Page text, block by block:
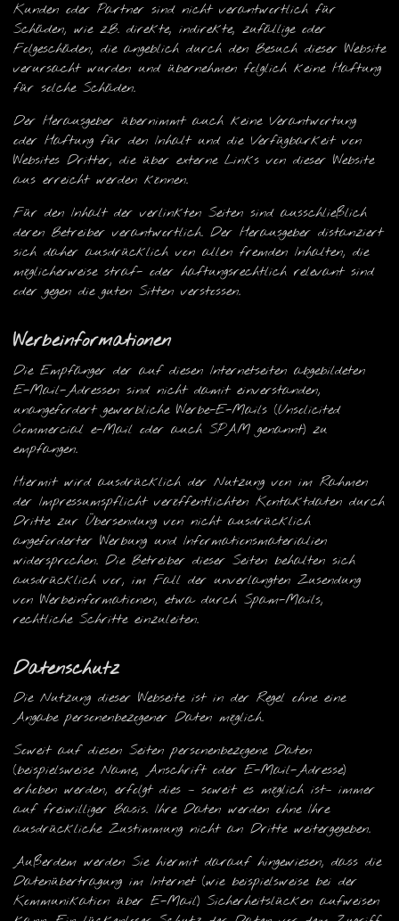
Kunden oder Partner sind nicht verantwortlich für
Schäden, wie z.B. direkte, indirekte, zufällige oder
Folgeschäden, die angeblich durch den Besuch dieser Website
verursacht wurden und übernehmen folglich keine Haftung
für solche Schäden.
Der Herausgeber übernimmt auch keine Verantwortung
oder Haftung für den Inhalt und die Verfügbarkeit von
Websites Dritter, die über externe Links von dieser Website
aus erreicht werden können.
Für den Inhalt der verlinkten Seiten sind ausschließlich
deren Betreiber verantwortlich. Der Herausgeber distanziert
sich daher ausdrücklich von allen fremden Inhalten, die
möglicherweise straf- oder haftungsrechtlich relevant sind
oder gegen die guten Sitten verstossen.
Werbeinformationen
Die Empfänger der auf diesen Internetseiten abgebildeten
E-Mail-Adressen sind nicht damit einverstanden,
unangefordert gewerbliche Werbe-E-Mails (Unsolicited
Commercial e-Mail oder auch SPAM genannt) zu
empfangen.
Hiermit wird ausdrücklich der Nutzung von im Rahmen
der Impressumspflicht veröffentlichten Kontaktdaten durch
Dritte zur Übersendung von nicht ausdrücklich
angeforderter Werbung und Informationsmaterialien
widersprochen. Die Betreiber dieser Seiten behalten sich
ausdrücklich vor, im Fall der unverlangten Zusendung
von Werbeinformationen, etwa durch Spam-Mails,
rechtliche Schritte einzuleiten.
Datenschutz
Die Nutzung dieser Webseite ist in der Regel ohne eine
Angabe personenbezogener Daten möglich.
Soweit auf diesen Seiten personenbezogene Daten
(beispielsweise Name, Anschrift oder E-Mail-Adresse)
erhoben werden, erfolgt dies – soweit es möglich ist– immer
auf freiwilliger Basis. Ihre Daten werden ohne Ihre
ausdrückliche Zustimmung nicht an Dritte weitergegeben.
Außerdem werden Sie hiermit darauf hingewiesen, dass die
Datenübertragung im Internet (wie beispielsweise bei der
Kommunikation über E-Mail) Sicherheitslücken aufweisen